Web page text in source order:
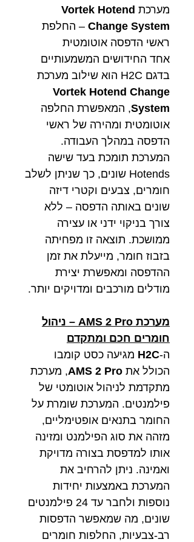
מערכת Vortek Hotend
Change System – החלפת
ראשי הדפסה אוטומטית
אחד החידושים המשמעותיים
בדגם H2C הוא שילוב מערכת
Vortek Hotend Change
System, המאפשרת החלפה
אוטומטית ומהירה של ראשי
הדפסה במהלך העבודה.
המערכת תומכת בעד שישה
Hotends שונים, כך שניתן לשלב
חומרים, צבעים וקטרי דיזה
שונים באותה הדפסה – ללא
צורך בניקוי ידני או עצירה
ממושכת. תוצאה זו מפחיתה
בזבוז חומר, מייעלת את זמן
ההדפסה ומאפשרת יצירת
מודלים מורכבים ומדויקים יותר.
מערכת AMS 2 Pro – ניהול
חומרים חכם ומתקדם
ה-H2C מגיעה כסט קומבו
הכולל את AMS 2 Pro, מערכת
מתקדמת לניהול אוטומטי של
פילמנטים. המערכת שומרת על
החומר בתנאים אופטימליים,
מזהה את סוג הפילמנט ומזינה
אותו למדפסת בצורה מדויקת
ואמינה. ניתן להרחיב את
המערכת באמצעות יחידות
נוספות ולחבר עד 24 פילמנטים
שונים, מה שמאפשר הדפסות
רב-צבעיות, החלפות חומרים